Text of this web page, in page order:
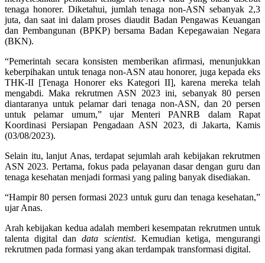
tenaga honorer. Diketahui, jumlah tenaga non-ASN sebanyak 2,3
juta, dan saat ini dalam proses diaudit Badan Pengawas Keuangan
dan Pembangunan (BPKP) bersama Badan Kepegawaian Negara
(BKN).
“Pemerintah secara konsisten memberikan afirmasi, menunjukkan
keberpihakan untuk tenaga non-ASN atau honorer, juga kepada eks
THK-II [Tenaga Honorer eks Kategori II], karena mereka telah
mengabdi. Maka rekrutmen ASN 2023 ini, sebanyak 80 persen
diantaranya untuk pelamar dari tenaga non-ASN, dan 20 persen
untuk pelamar umum,” ujar Menteri PANRB dalam Rapat
Koordinasi Persiapan Pengadaan ASN 2023, di Jakarta, Kamis
(03/08/2023).
Selain itu, lanjut Anas, terdapat sejumlah arah kebijakan rekrutmen
ASN 2023. Pertama, fokus pada pelayanan dasar dengan guru dan
tenaga kesehatan menjadi formasi yang paling banyak disediakan.
“Hampir 80 persen formasi 2023 untuk guru dan tenaga kesehatan,”
ujar Anas.
Arah kebijakan kedua adalah memberi kesempatan rekrutmen untuk
talenta digital dan data scientist. Kemudian ketiga, mengurangi
rekrutmen pada formasi yang akan terdampak transformasi digital.